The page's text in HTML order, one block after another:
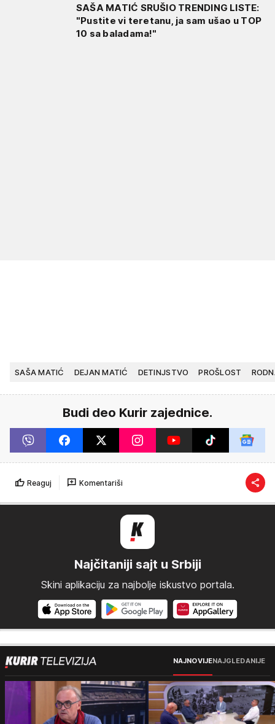
SAŠA MATIĆ SRUŠIO TRENDING LISTE:
"Pustite vi teretanu, ja sam ušao u TOP
10 sa baladama!"
SAŠA MATIĆ DEJAN MATIĆ DETINJSTVO PROŠLOST
Budi deo Kurir zajednice.
Reaguj Komentariši
Najčitaniji sajt u Srbiji
Skini aplikaciju za najbolje iskustvo portala.
NAJNOVIJENAJGLEDANIJE